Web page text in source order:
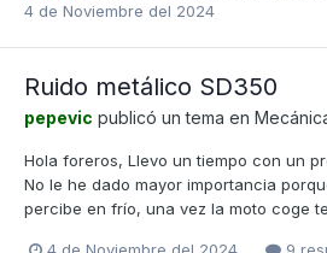
4 de Noviembre del 2024
Ruido metálico SD350
pepevic publicó un tema en
Hola foreros, Llevo un tiempo con un
No le he dado mayor importancia
percibe en frío, una vez la moto coge